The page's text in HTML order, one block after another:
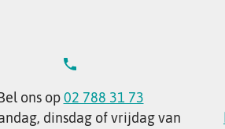
ons op02 788 31 73
dinsdag of vrijdag van